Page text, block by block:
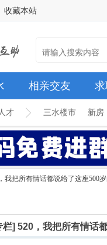
收藏本站
相亲交友
才 三水楼市 新房
我把所有情话都说给了这座500
栏] 520，我把所有情话